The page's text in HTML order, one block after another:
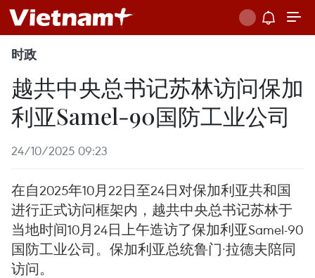
时政
越共中央总书记苏林访问保加
利亚Samel-90国防工业公司
24/10/2025 09:23
在自2025年10月22日至24日对保加利亚共和国
进行正式访问框架内，越共中央总书记苏林于
当地时间10月24日上午造访了保加利亚Samel-90
国防工业公司。保加利亚总统鲁门·拉德夫陪同
访问。